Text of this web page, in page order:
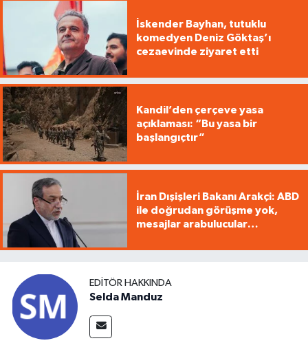
İskender Bayhan, tutuklu
komedyen Deniz Göktaş’ı
cezaevinde ziyaret etti
Kandil’den çerçeve yasa
açıklaması: “Bu yasa bir
başlangıçtır”
İran Dışişleri Bakanı Arakçi: ABD
ile doğrudan görüşme yok,
mesajlar arabulucular
EDITÖR HAKKINDA
Selda Manduz